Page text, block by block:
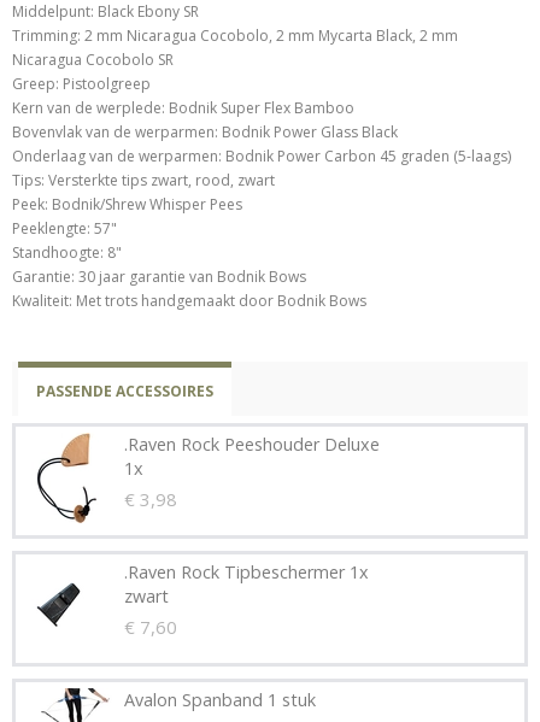
Middelpunt: Black Ebony SR
Trimming: 2 mm Nicaragua Cocobolo, 2 mm Mycarta Black, 2 mm
Nicaragua Cocobolo SR
Greep: Pistoolgreep
Kern van de werplede: Bodnik Super Flex Bamboo
Bovenvlak van de werparmen: Bodnik Power Glass Black
Onderlaag van de werparmen: Bodnik Power Carbon 45 graden (5-laags)
Tips: Versterkte tips zwart, rood, zwart
Peek: Bodnik/Shrew Whisper Pees
Peeklengte: 57"
Standhoogte: 8"
Garantie: 30 jaar garantie van Bodnik Bows
Kwaliteit: Met trots handgemaakt door Bodnik Bows
PASSENDE ACCESSOIRES
.Raven Rock Peeshouder Deluxe
1x
€ 3,98
.Raven Rock Tipbeschermer 1x
zwart
€ 7,60
Avalon Spanband 1 stuk